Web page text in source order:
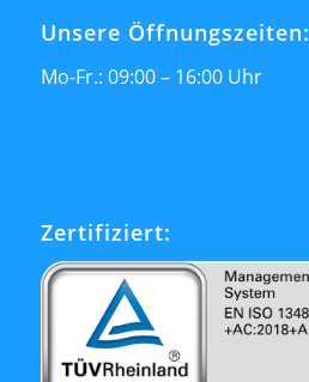
Unsere Öffnungszeiten:
Mo-Fr.: 09:00 – 16:00 Uhr
Zertifiziert: